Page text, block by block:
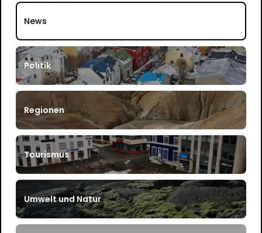
News
Politik
Regionen
Tourismus
Umwelt und Natur